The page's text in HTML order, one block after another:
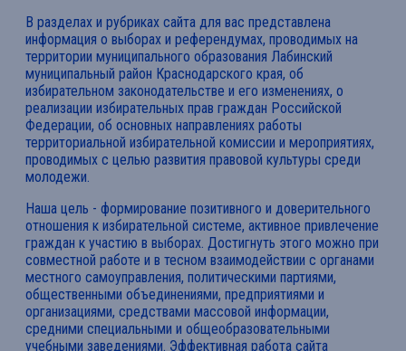
В разделах и рубриках сайта для вас представлена
информация о выборах и референдумах, проводимых на
территории муниципального образования Лабинский
муниципальный район Краснодарского края, об
избирательном законодательстве и его изменениях, о
реализации избирательных прав граждан Российской
Федерации, об основных направлениях работы
территориальной избирательной комиссии и мероприятиях,
проводимых с целью развития правовой культуры среди
молодежи.
Наша цель - формирование позитивного и доверительного
отношения к избирательной системе, активное привлечение
граждан к участию в выборах. Достигнуть этого можно при
совместной работе и в тесном взаимодействии с органами
местного самоуправления, политическими партиями,
общественными объединениями, предприятиями и
организациями, средствами массовой информации,
средними специальными и общеобразовательными
учебными заведениями. Эффективная работа сайта